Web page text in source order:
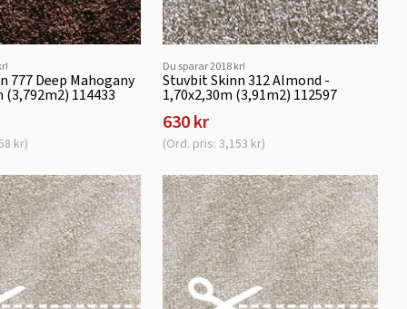
777 Deep Mahogany
(3,792m2) 114433
kr)
Du sparar 2018 kr!
Stuvbit Skinn 312 Almond -
1,70x2,30m (3,91m2) 112597
630 kr
(Ord. pris: 3,153 kr)